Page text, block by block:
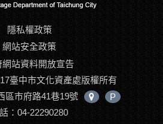
隱私權政策
網站安全政策
網站資料開放宣告
臺中市文化資產處版權所有
區市府路41巷19號
中
P
：04-22290280